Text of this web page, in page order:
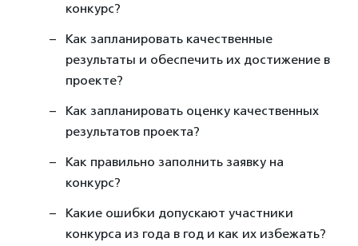
конкурс?
Как запланировать качественные
результаты и обеспечить их достижение в
проекте?
Как запланировать оценку качественных
результатов проекта?
Как правильно заполнить заявку на
конкурс?
Какие ошибки допускают участники
конкурса из года в год и как их избежать?